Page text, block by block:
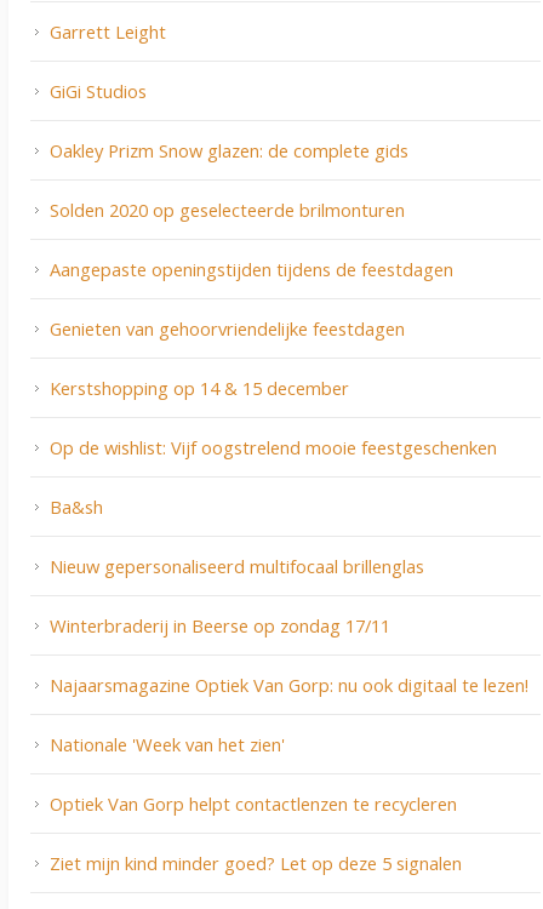
Garrett Leight
GiGi Studios
Oakley Prizm Snow glazen: de complete gids
Solden 2020 op geselecteerde brilmonturen
Aangepaste openingstijden tijdens de feestdagen
Genieten van gehoorvriendelijke feestdagen
Kerstshopping op 14 & 15 december
Op de wishlist: Vijf oogstrelend mooie feestgeschenken
Ba&sh
Nieuw gepersonaliseerd multifocaal brillenglas
Winterbraderij in Beerse op zondag 17/11
Najaarsmagazine Optiek Van Gorp: nu ook digitaal te lezen!
Nationale 'Week van het zien'
Optiek Van Gorp helpt contactlenzen te recycleren
Ziet mijn kind minder goed? Let op deze 5 signalen